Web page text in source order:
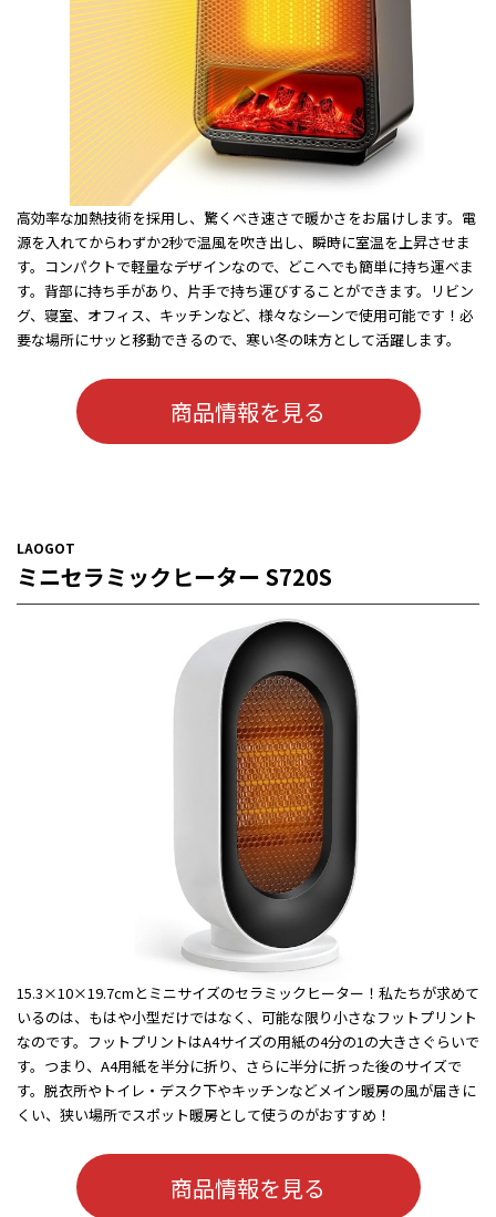
高効率な加熱技術を採用し、驚くべき速さで暖かさをお届けします。電
源を入れてからわずか2秒で温風を吹き出し、瞬時に室温を上昇させま
す。コンパクトで軽量なデザインなので、どこへでも簡単に持ち運べま
す。背部に持ち手があり、片手で持ち運びすることができます。リビン
グ、寝室、オフィス、キッチンなど、様々なシーンで使用可能です！必
要な場所にサッと移動できるので、寒い冬の味方として活躍します。
商品情報を見る
LAOGOT
ミニセラミックヒーター S720S
15.3×10×19.7cmとミニサイズのセラミックヒーター！私たちが求めて
いるのは、もはや小型だけではなく、可能な限り小さなフットプリント
なのです。フットプリントはA4サイズの用紙の4分の1の大きさぐらいで
す。つまり、A4用紙を半分に折り、さらに半分に折った後のサイズで
す。脱衣所やトイレ・デスク下やキッチンなどメイン暖房の風が届きに
くい、狭い場所でスポット暖房として使うのがおすすめ！
商品情報を見る